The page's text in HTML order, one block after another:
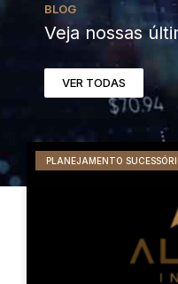
BLOG
Veja nossas
VER TODAS
PLANEJAMENTO